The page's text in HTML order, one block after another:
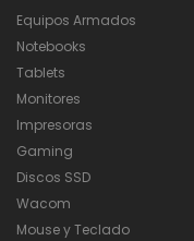
Equipos Armados
Notebooks
Tablets
Monitores
Impresoras
Gaming
Discos SSD
Wacom
Mouse y Teclado